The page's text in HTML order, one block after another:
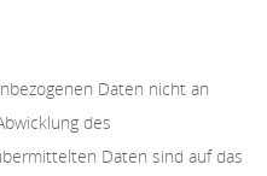
Daten nicht an
des
Daten sind auf das